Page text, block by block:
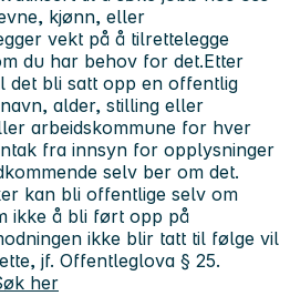
kjønn, eller
vekt på å tilrettelegge
du har behov for det.Etter
det bli satt opp en offentlig
alder, stilling eller
arbeidskommune for hver
fra innsyn for opplysninger
selv ber om det.
kan bli offentlige selv om
ikke å bli ført opp på
ikke blir tatt til følge vil
jf. Offentleglova § 25.
her